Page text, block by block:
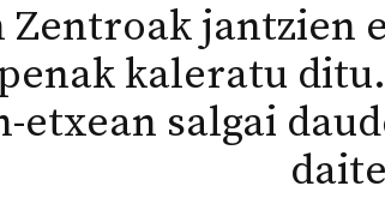
Zentroak jantzien
kaleratu
etxean salgai